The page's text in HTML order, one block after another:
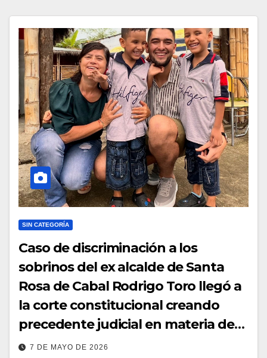
SIN CATEGORÍA
Caso de discriminación a los
sobrinos del ex alcalde de Santa
Rosa de Cabal Rodrigo Toro llegó a
la corte constitucional creando
precedente judicial en materia de
inclusión para todo el país.
7 DE MAYO DE 2026